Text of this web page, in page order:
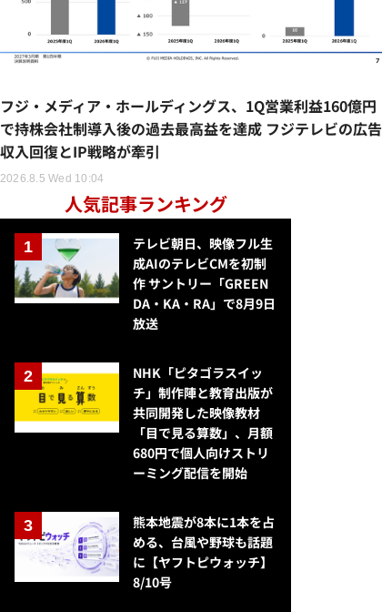
フジ・メディア・ホールディングス、1Q営業利益160億円
で持株会社制導入後の過去最高益を達成 フジテレビの広告
収入回復とIP戦略が牽引
2026.8.5 Wed 10:04
人気記事ランキング
テレビ朝日、映像フル生
成AIのテレビCMを初制
作 サントリー「GREEN
DA・KA・RA」で8月9日
放送
NHK「ピタゴラスイッ
チ」制作陣と教育出版が
共同開発した映像教材
「目で見る算数」、月額
680円で個人向けストリ
ーミング配信を開始
熊本地震が8本に1本を占
める、台風や野球も話題
に【ヤフトピウォッチ】
8/10号